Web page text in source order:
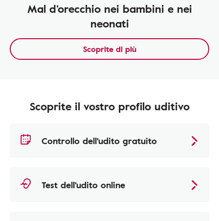
Mal d’orecchio nei bambini e nei
neonati
Scoprite di più
Scoprite il vostro profilo uditivo
Controllo dell'udito gratuito
Test dell'udito online